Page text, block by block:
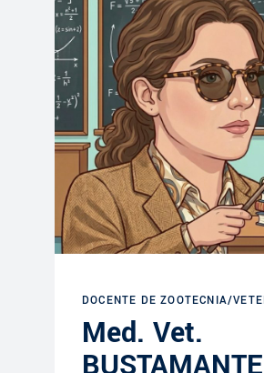
DOCENTE DE ZOOTECNIA/
Med. Vet.